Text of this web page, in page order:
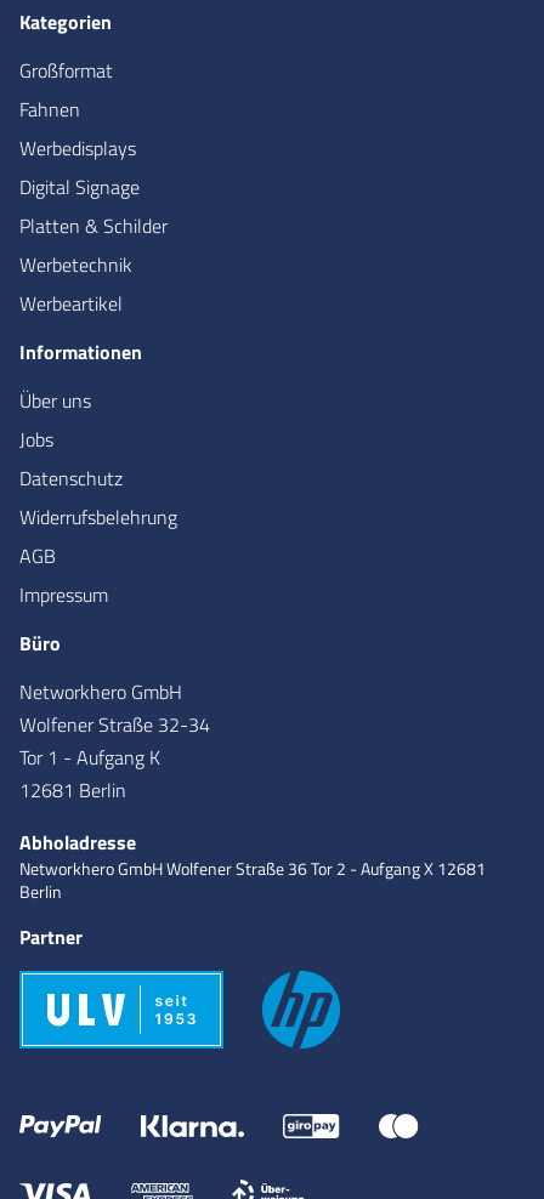
Kategorien
Großformat
Fahnen
Werbedisplays
Digital Signage
Platten & Schilder
Werbetechnik
Werbeartikel
Informationen
Über uns
Jobs
Datenschutz
Widerrufsbelehrung
AGB
Impressum
Büro
Networkhero GmbH
Wolfener Straße 32-34
Tor 1 - Aufgang K
12681 Berlin
Abholadresse
Networkhero GmbHWolfener Straße 36Tor 2 - Aufgang X12681
Berlin
Partner